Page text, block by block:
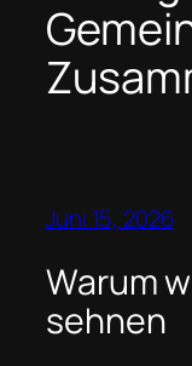
Juni 15, 2026
Warum
sehnen